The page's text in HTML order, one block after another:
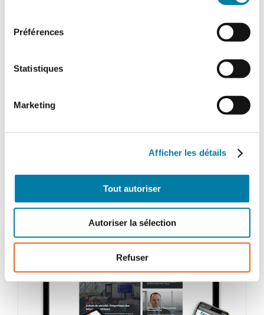
Préférences
Statistiques
Marketing
Afficher les détails
Tout autoriser
Autoriser la sélection
Refuser
2 ans
460,00€